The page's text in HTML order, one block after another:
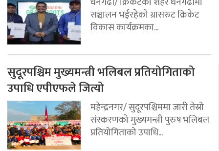
सञ्चालन भईरहेको ग्रासरुट क्रिकेट
विकास कार्यक्रमका...
सुदूरपश्चिम मुख्यमन्त्री भलिबल प्रतियोगिताको
उपाधि एपीएफले जित्यो
महेन्द्रनगर/ सुदूरपश्चिममा जारी तेस्रो
संस्करणको मुख्यमन्त्री पुरुष भलिबल
प्रतियोगिताको उपाधि...